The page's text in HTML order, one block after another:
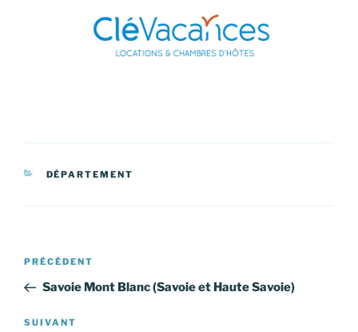
CATÉGORIES
DÉPARTEMENT
Navigation
l’article
Article
précédent
PRÉCÉDENT
Savoie Mont Blanc (Savoie et Haute Savoie)
Article
SUIVANT